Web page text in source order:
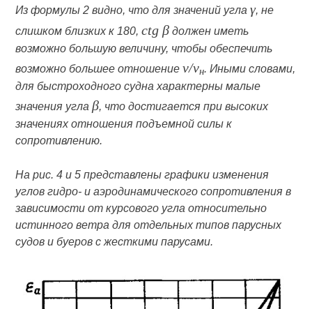
Из формулы 2 видно, что для значений углаγ, не
слишком близких к 180,ctg β должен иметь
возможно большую величину, чтобы обеспечить
возможно большее отношениеv/vн. Иными словами,
для быстроходного судна характерны малые
значения углаβ, что достигается при высоких
значениях отношения подъемной силы к
сопротивлению.
На рис. 4 и 5 представлены графики изменения
углов гидро- и аэродинамического сопротивления в
зависимости от курсового угла относительно
истинного ветра для отдельных типов парусных
судов и буеров с жесткими парусами.